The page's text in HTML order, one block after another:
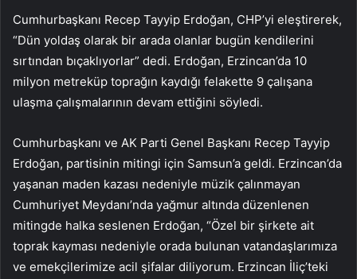
Cumhurbaşkanı Recep Tayyip Erdoğan, CHP’yi eleştirerek,
“Dün yoldaş olarak bir arada olanlar bugün kendilerini
sırtından bıçaklıyorlar” dedi. Erdoğan, Erzincan’da 10
milyon metreküp toprağın kaydığı felakette 9 çalışana
ulaşma çalışmalarının devam ettiğini söyledi.
Cumhurbaşkanı ve AK Parti Genel Başkanı Recep Tayyip
Erdoğan, partisinin mitingi için Samsun’a geldi. Erzincan’da
yaşanan maden kazası nedeniyle müzik çalınmayan
Cumhuriyet Meydanı’nda yağmur altında düzenlenen
mitingde halka seslenen Erdoğan, “Özel bir şirkete ait
toprak kayması nedeniyle orada bulunan vatandaşlarımıza
ve emekçilerimize acil şifalar diliyorum. Erzincan İliç’teki